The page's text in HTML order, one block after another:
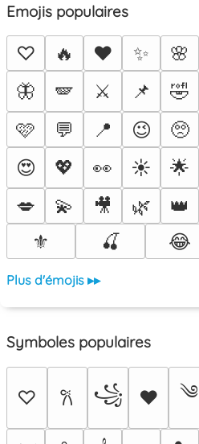
Emojis populaires
♡ 🔥 ❤️ ✨ 🌸
🦋
🪽 ⚔️ 📌 🤣
🩷
💬 📍 😉 🥺
😍
💖 👀 ☀️ 🌟
💋
💫 🎥 🌿 👑
⚜️
🍒 😂
Plus d'émojis ▸▸
Symboles populaires
♡ 𐙚 ꧁ ♥ ༄